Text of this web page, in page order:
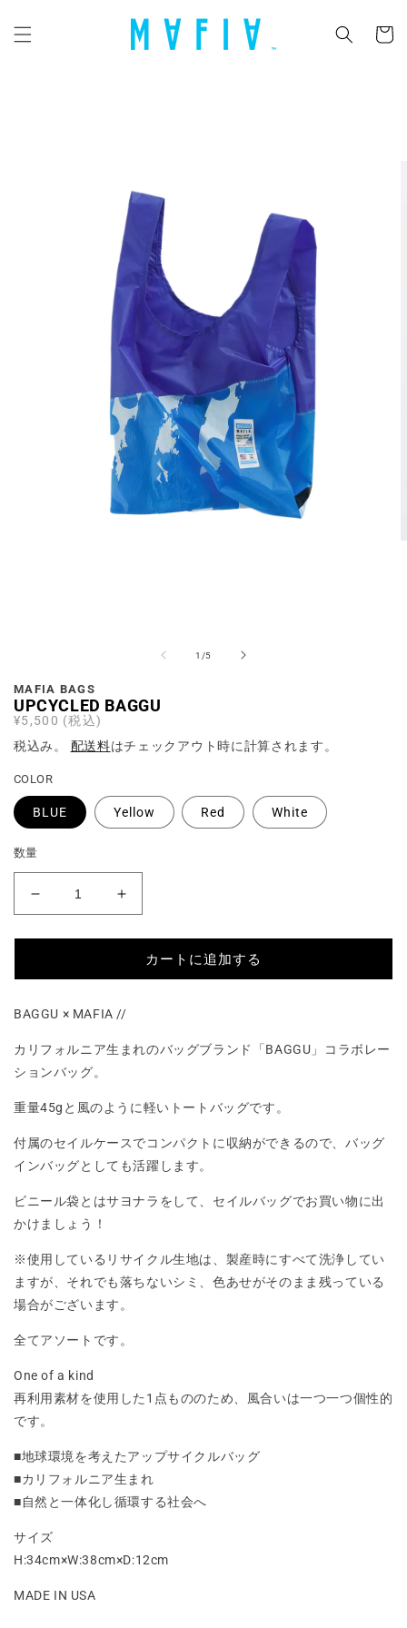
進む
ー
1 /の
5
MAFIA BAGS
UPCYCLED BAGGU
通
価
¥5,500 (税込)
税込み。 配送料はチェックアウト時に計算されます。
COLOR
BLUE Yellow Red White
数量
UPCYCLED
BAGGU
の
量
を
ら
す
UPCYCLED
BAGGU
の
量
を
や
カートに追加する
BAGGU × MAFIA //
カリフォルニア生まれのバッグブランド「BAGGU」コラボレー
ションバッグ。
重量45gと風のように軽いトートバッグです。
付属のセイルケースでコンパクトに収納ができるので、バッグ
インバッグとしても活躍します。
ビニール袋とはサヨナラをして、セイルバッグでお買い物に出
かけましょう！
※使用しているリサイクル生地は、製産時にすべて洗浄してい
ますが、それでも落ちないシミ、色あせがそのまま残っている
場合がございます。
全てアソートです。
One of a kind
再利用素材を使用した1点もののため、風合いは一つ一つ個性的
です。
■地球環境を考えたアップサイクルバッグ
■カリフォルニア生まれ
■自然と一体化し循環する社会へ
サイズ
H:34cm×W:38cm×D:12cm
MADE IN USA